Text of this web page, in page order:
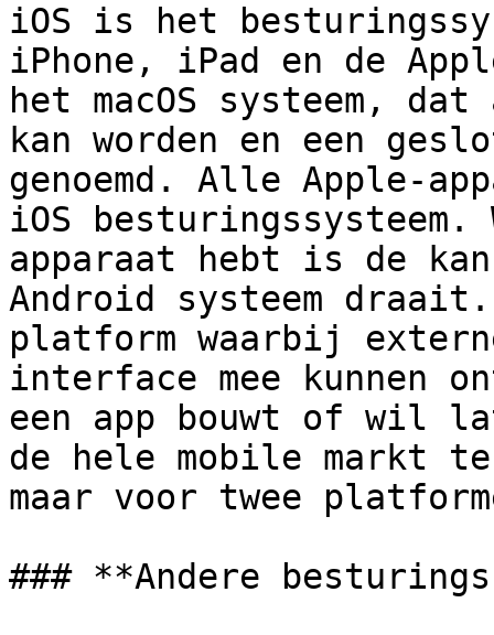
iOS is het
iPhone, iPad en de
het macOS systeem,
kan worden en een
genoemd. Alle Apple-
iOS besturingssysteem.
apparaat hebt is de
Android systeem
platform waarbij
interface mee kunnen
een app bouwt of wil
de hele mobile markt
maar voor twee
### **Andere